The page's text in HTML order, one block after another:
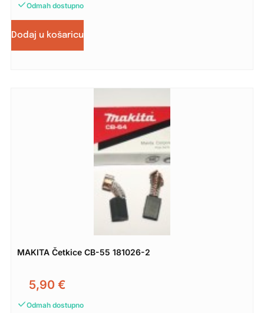
Odmah dostupno
Dodaj u košaricu
MAKITA Četkice CB-55 181026-2
5,90 €
Odmah dostupno